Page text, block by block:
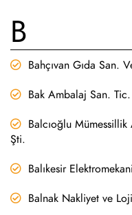
B
Bahçıvan Gıda San.
Bak Ambalaj San.
Balcıoğlu Mümessillik
Şti.
Balıkesir
Balnak Nakliyet ve